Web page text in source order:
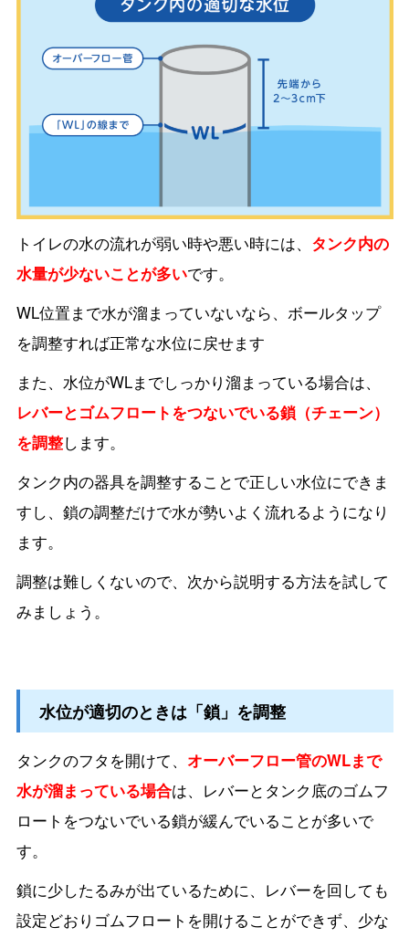
トイレの水の流れが弱い時や悪い時には、 タンク内の
水量が少ないことが多いです。
WL位置まで水が溜まっていないなら、ボールタップ
を調整すれば正常な水位に戻せます
また、水位がWLまでしっかり溜まっている場合は、
レバーとゴムフロートをつないでいる鎖（チェーン）
を調整します。
タンク内の器具を調整することで正しい水位にできま
すし、鎖の調整だけで水が勢いよく流れるようになり
ます。
調整は難しくないので、次から説明する方法を試して
みましょう。
水位が適切のときは「鎖」を調整
タンクのフタを開けて、 オーバーフロー管のWLまで
水が溜まっている場合は、レバーとタンク底のゴムフ
ロートをつないでいる鎖が緩んでいることが多いで
す。
鎖に少したるみが出ているために、レバーを回しても
設定どおりゴムフロートを開けることができず、少な